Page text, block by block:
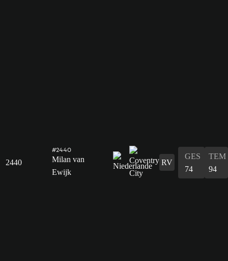
2440
#2440
Milan van
Ewijk
RV
GES
74
TEM
94